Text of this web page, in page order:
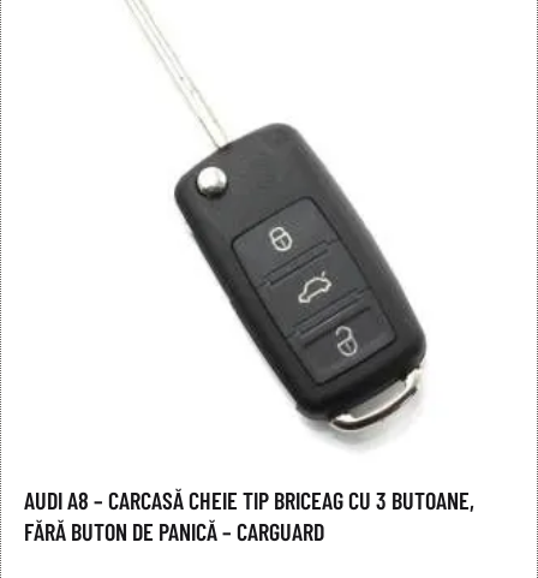
AUDI A8 – CARCASĂ CHEIE TIP BRICEAG CU 3 BUTOANE,
FĂRĂ BUTON DE PANICĂ – CARGUARD